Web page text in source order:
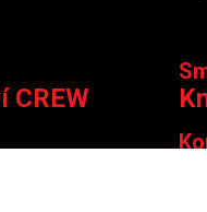
CREW
130 00 Praha 3